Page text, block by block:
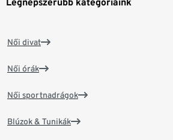
Női divat
Női órák
Női sportnadrágok
Blúzok & Tunikák